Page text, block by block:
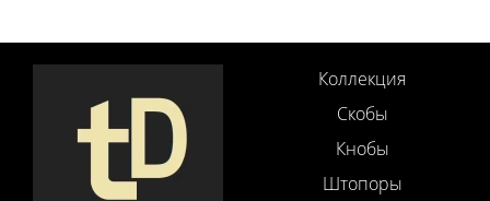
Коллекция
Скобы
Кнобы
Штопоры